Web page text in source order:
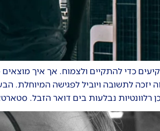
כדי להתקיים ולצמוח. אך איך
יזכה לתשובה ויוביל לפגישה המיוחלת.
רלוונטיות נבלעות בים דואר הזבל.